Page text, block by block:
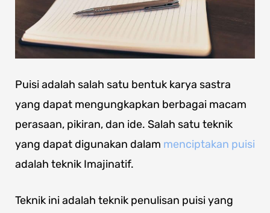
Puisi adalah salah satu bentuk karya sastra
yang dapat mengungkapkan berbagai macam
perasaan, pikiran, dan ide. Salah satu teknik
yang dapat digunakan dalam menciptakan puisi
adalah teknik Imajinatif.
Teknik ini adalah teknik penulisan puisi yang